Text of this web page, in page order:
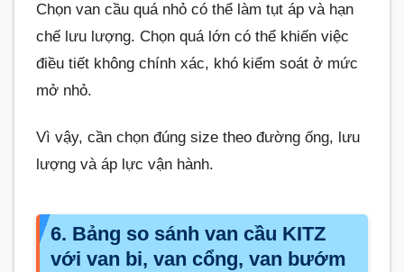
Chọn van cầu quá nhỏ có thể làm tụt áp và hạn
chế lưu lượng. Chọn quá lớn có thể khiến việc
điều tiết không chính xác, khó kiểm soát ở mức
mở nhỏ.
Vì vậy, cần chọn đúng size theo đường ống, lưu
lượng và áp lực vận hành.
6. Bảng so sánh van cầu KITZ
với van bi, van cổng, van bướm